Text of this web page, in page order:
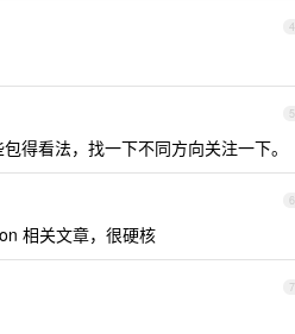
4
5
得看法，找一下不同方向关注一下。
6
相关文章，很硬核
7